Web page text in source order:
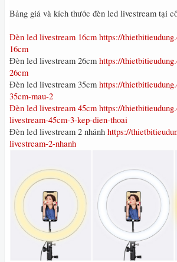
Bảng giá và kích thước đèn led livestream tại
Đèn led livestream 16cm https://
16cm
Đèn led livestream 26cm https://
26cm
Đèn led livestream 35cm https://
35cm-mau-2
Đèn led livestream 45cm https://
livestream-45cm-3-kep-dien-thoai
Đèn led livestream 2 nhánh https://
livestream-2-nhanh